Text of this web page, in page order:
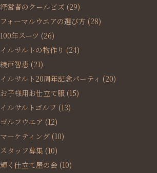
経営者のクールビズ (29)
フォーマルウエアの選び方 (28)
100年スーツ (26)
イルサルトの物作り (24)
綾戸智恵 (21)
イルサルト20周年記念パーティ (20)
お子様用お仕立て服 (15)
イルサルトゴルフ (13)
ゴルフウエア (12)
マーケティング (10)
スタッフ募集 (10)
輝く仕立て屋の会 (10)